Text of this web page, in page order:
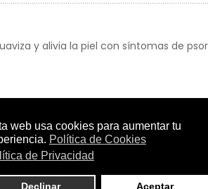
y alivia la piel con síntomas de